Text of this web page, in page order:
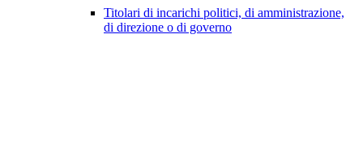
Titolari di incarichi politici, di amministrazione,
di direzione o di governo